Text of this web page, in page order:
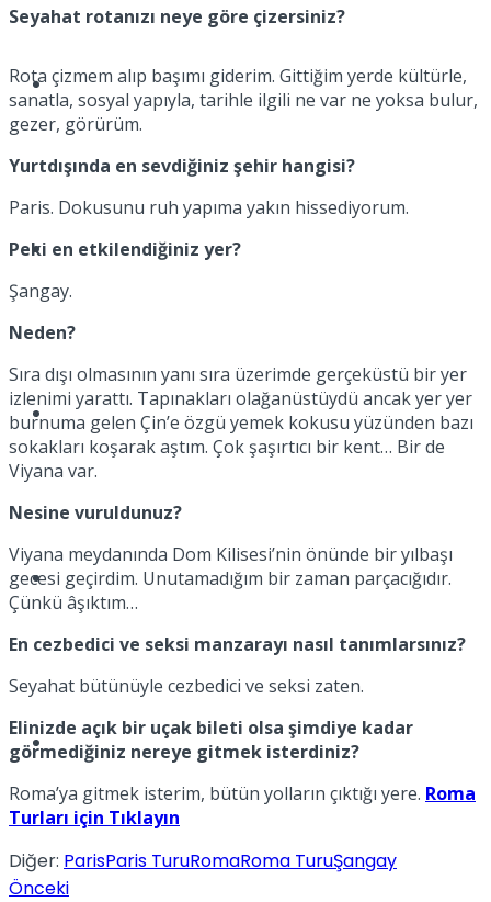
Müzik
Sinema
Tatil
Spor
Podcast
View All Result
Seyahat rotanızı neye göre çizersiniz?
Rota çizmem alıp başımı giderim. Gittiğim yerde kültürle,
sanatla, sosyal yapıyla, tarihle ilgili ne var ne yoksa bulur,
gezer, görürüm.
Yurtdışında en sevdiğiniz şehir hangisi?
Paris. Dokusunu ruh yapıma yakın hissediyorum.
Peki en etkilendiğiniz yer?
Şangay.
Neden?
Sıra dışı olmasının yanı sıra üzerimde gerçeküstü bir yer
izlenimi yarattı. Tapınakları olağanüstüydü ancak yer yer
burnuma gelen Çin’e özgü yemek kokusu yüzünden bazı
sokakları koşarak aştım. Çok şaşırtıcı bir kent… Bir de
Viyana var.
Nesine vuruldunuz?
Viyana meydanında Dom Kilisesi’nin önünde bir yılbaşı
gecesi geçirdim. Unutamadığım bir zaman parçacığıdır.
Çünkü âşıktım…
En cezbedici ve seksi manzarayı nasıl tanımlarsınız?
Seyahat bütünüyle cezbedici ve seksi zaten.
Elinizde açık bir uçak bileti olsa şimdiye kadar
görmediğiniz nereye gitmek isterdiniz?
Roma’ya gitmek isterim, bütün yolların çıktığı yere. Roma
Turları için Tıklayın
Diğer: ParisParis TuruRomaRoma TuruŞangay
Önceki